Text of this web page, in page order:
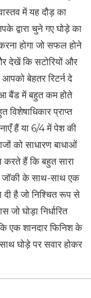
में यह दौड़ का
द्वारा चुने गए घोड़े का
होगा जो सफल होने
देखें कि सटोरियों और
बेहतर रिटर्न दे
बैंड में बहुत कम होते
प्राप्त
हैं या 6/4 में पेश की
को साधारण बाधाओं
करते हैं कि बहुत सारा
जॉकी के साथ-साथ एक
दी है जो निश्चित रूप से
घोड़ा निर्धारित
एक शानदार फिनिश के
घोड़े पर सवार होकर